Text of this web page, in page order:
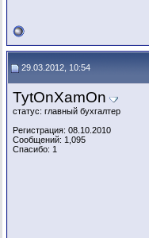
29.03.2012, 10:54
TytOnXamOn
статус: главный бухгалтер
Регистрация: 08.10.2010
Сообщений: 1,095
Спасибо: 1